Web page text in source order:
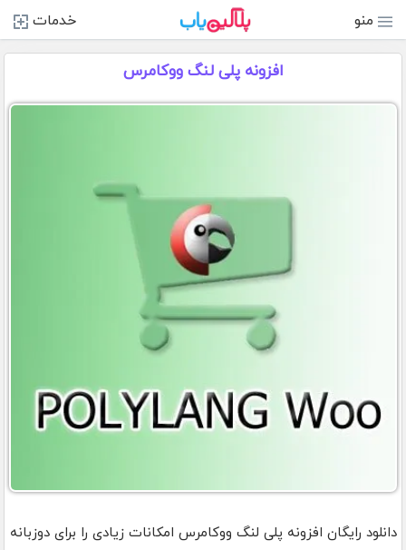
منو خدمات
افزونه پلی لنگ ووکامرس
دانلود رایگان افزونه پلی لنگ ووکامرس امکانات زیادی را برای دوزبانه